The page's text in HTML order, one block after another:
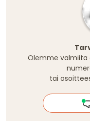
Olemme valmiita
tai